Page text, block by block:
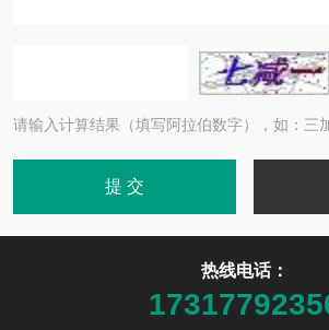
请输入计算结果（填写阿拉伯数字），如：三
热线电话：